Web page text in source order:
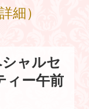
細）
ャルセ
ィー午前